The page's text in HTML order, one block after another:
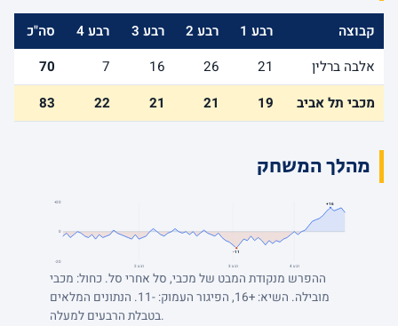
קבוצה רבע 1 רבע 2 רבע 3 רבע 4
סה"כ
אלבה ברלין
21
26
16
7
70
מכבי תל אביב
19
21
21
22
83
מהלך המשחק
+20
0
-20
+16
-11
רבע 2 רבע 3 רבע 4
ההפרש מנקודת המבט של מכבי, סל אחרי סל. כחול: מכבי
מובילה. השיא: +16, הפיגור העמוק: -11. הנתונים המלאים
בטבלת הרבעים למעלה.